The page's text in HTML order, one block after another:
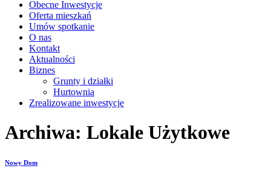
Obecne Inwestycje
Oferta mieszkań
Umów spotkanie
O nas
Kontakt
Aktualności
Biznes
Grunty i działki
Hurtownia
Zrealizowane inwestycje
Archiwa: Lokale Użytkowe
Nowy Dom